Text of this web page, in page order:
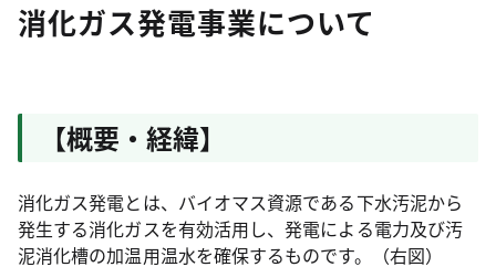
消化ガス発電事業について
【概要・経緯】
消化ガス発電とは、バイオマス資源である下水汚泥から
発生する消化ガスを有効活用し、発電による電力及び汚
泥消化槽の加温用温水を確保するものです。（右図）